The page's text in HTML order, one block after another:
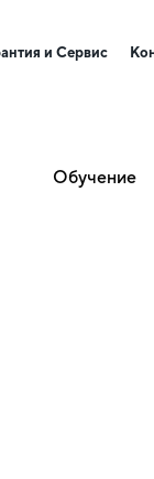
и Сервис
Обучение